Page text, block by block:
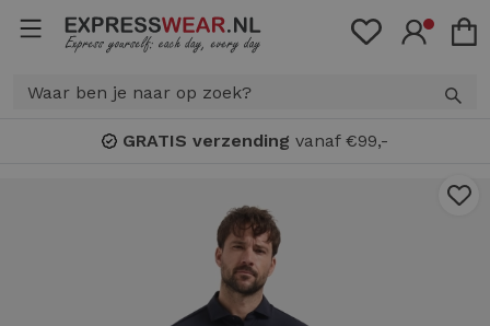
GRATIS verzending vanaf €99,-